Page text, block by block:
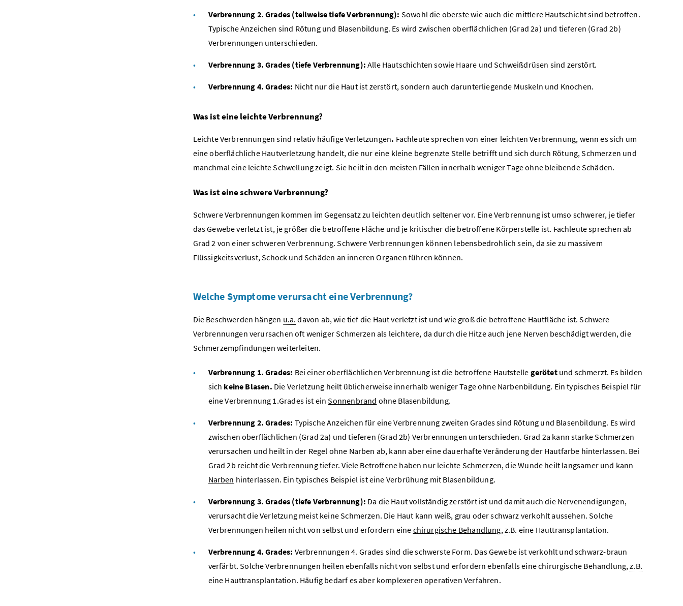
Verbrennung 2. Grades (teilweise tiefe Verbrennung): Sowohl die oberste wie auch die mittlere Hautschicht sind betroffen.
Typische Anzeichen sind Rötung und Blasenbildung. Es wird zwischen oberflächlichen (Grad 2a) und tieferen (Grad 2b)
Verbrennungen unterschieden.
Verbrennung 3. Grades (tiefe Verbrennung): Alle Hautschichten sowie Haare und Schweißdrüsen sind zerstört.
Verbrennung 4. Grades: Nicht nur die Haut ist zerstört, sondern auch darunterliegende Muskeln und Knochen.
Was ist eine leichte Verbrennung?
Leichte Verbrennungen sind relativ häufige Verletzungen. Fachleute sprechen von einer leichten Verbrennung, wenn es sich um
eine oberflächliche Hautverletzung handelt, die nur eine kleine begrenzte Stelle betrifft und sich durch Rötung, Schmerzen und
manchmal eine leichte Schwellung zeigt. Sie heilt in den meisten Fällen innerhalb weniger Tage ohne bleibende Schäden.
Was ist eine schwere Verbrennung?
Schwere Verbrennungen kommen im Gegensatz zu leichten deutlich seltener vor. Eine Verbrennung ist umso schwerer, je tiefer
das Gewebe verletzt ist, je größer die betroffene Fläche und je kritischer die betroffene Körperstelle ist. Fachleute sprechen ab
Grad 2 von einer schweren Verbrennung. Schwere Verbrennungen können lebensbedrohlich sein, da sie zu massivem
Flüssigkeitsverlust, Schock und Schäden an inneren Organen führen können.
Welche Symptome verursacht eine Verbrennung?
Die Beschwerden hängen u.a. davon ab, wie tief die Haut verletzt ist und wie groß die betroffene Hautfläche ist. Schwere
Verbrennungen verursachen oft weniger Schmerzen als leichtere, da durch die Hitze auch jene Nerven beschädigt werden, die
Schmerzempfindungen weiterleiten.
Verbrennung 1. Grades: Bei einer oberflächlichen Verbrennung ist die betroffene Hautstelle gerötet und schmerzt. Es bilden
sich keine Blasen. Die Verletzung heilt üblicherweise innerhalb weniger Tage ohne Narbenbildung. Ein typisches Beispiel für
eine Verbrennung 1.Grades ist einSonnenbrand ohne Blasenbildung.
Verbrennung 2. Grades: Typische Anzeichen für eine Verbrennung zweiten Grades sind Rötung und Blasenbildung. Es wird
zwischen oberflächlichen (Grad 2a) und tieferen (Grad 2b) Verbrennungen unterschieden. Grad 2a kann starke Schmerzen
verursachen und heilt in der Regel ohne Narben ab, kann aber eine dauerhafte Veränderung der Hautfarbe hinterlassen. Bei
Grad 2b reicht die Verbrennung tiefer. Viele Betroffene haben nur leichte Schmerzen, die Wunde heilt langsamer und kann
Narben hinterlassen. Ein typisches Beispiel ist eine Verbrühung mit Blasenbildung.
Verbrennung 3. Grades (tiefe Verbrennung): Da die Haut vollständig zerstört ist und damit auch die Nervenendigungen,
verursacht die Verletzung meist keine Schmerzen. Die Haut kann weiß, grau oder schwarz verkohlt aussehen. Solche
Verbrennungen heilen nicht von selbst und erfordern eine chirurgische Behandlung, z.B. eine Hauttransplantation.
Verbrennung 4. Grades: Verbrennungen 4. Grades sind die schwerste Form. Das Gewebe ist verkohlt und schwarz-braun
verfärbt. Solche Verbrennungen heilen ebenfalls nicht von selbst und erfordern ebenfalls eine chirurgische Behandlung,z.B.
eine Hauttransplantation. Häufig bedarf es aber komplexeren operativen Verfahren.